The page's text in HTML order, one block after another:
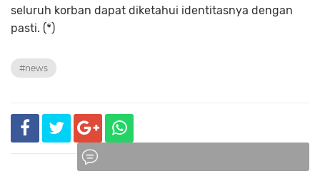
seluruh korban dapat diketahui identitasnya dengan
pasti. (*)
#news